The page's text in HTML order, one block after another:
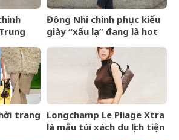
Đông Nhi chinh phục kiểu
giày “xấu lạ” đang là hot
trang Longchamp Le Pliage Xtra
là mẫu túi xách du lịch tiện